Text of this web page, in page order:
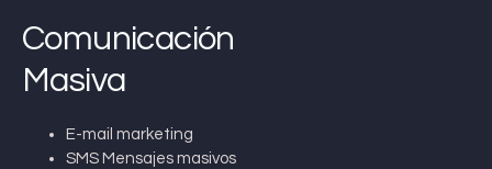
Comunicación
Masiva
E-mail marketing
SMS Mensajes masivos